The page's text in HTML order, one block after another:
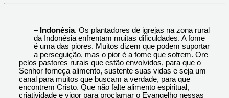
– Indonésia. Os plantadores de igrejas na zona rural
da Indonésia enfrentam muitas dificuldades. A fome
é uma das piores. Muitos dizem que podem suportar
a perseguição, mas o pior é a fome que sofrem. Ore
pelos pastores rurais que estão envolvidos, para que o
Senhor forneça alimento, sustente suas vidas e seja um
canal para muitos que buscam a verdade, para que
encontrem Cristo. Que não falte alimento espiritual,
criatividade e vigor para proclamar o Evangelho nessas